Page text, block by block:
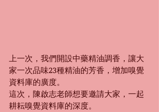
上一次，我們開設中藥精油調香，讓大
家一次品味23種精油的芳香，增加嗅覺
資料庫的廣度。
這次，陳啟志老師想要邀請大家，一起
耕耘嗅覺資料庫的深度。